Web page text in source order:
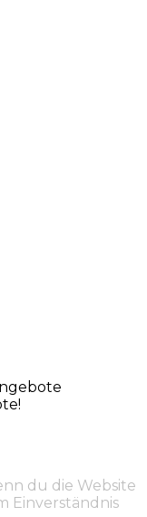
du die Website
Einverständnis